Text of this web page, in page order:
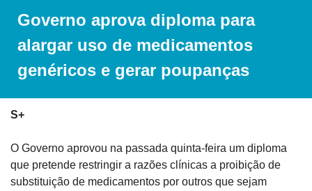
Governo aprova diploma para
alargar uso de medicamentos
genéricos e gerar poupanças
S+
O Governo aprovou na passada quinta-feira um diploma
que pretende restringir a razões clínicas a proibição de
substituição de medicamentos por outros que sejam